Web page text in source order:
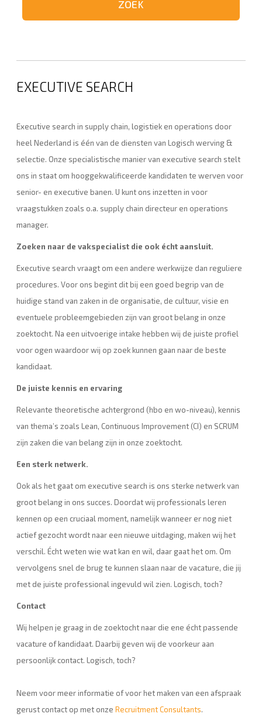
EXECUTIVE SEARCH
Executive search in supply chain, logistiek en operations door
heel Nederland is één van de diensten van Logisch werving &
selectie. Onze specialistische manier van executive search stelt
ons in staat om hooggekwalificeerde kandidaten te werven voor
senior- en executive banen. U kunt ons inzetten in voor
vraagstukken zoals o.a. supply chain directeur en operations
manager.
Zoeken naar de vakspecialist die ook écht aansluit.
Executive search vraagt om een andere werkwijze dan reguliere
procedures. Voor ons begint dit bij een goed begrip van de
huidige stand van zaken in de organisatie, de cultuur, visie en
eventuele probleemgebieden zijn van groot belang in onze
zoektocht. Na een uitvoerige intake hebben wij de juiste profiel
voor ogen waardoor wij op zoek kunnen gaan naar de beste
kandidaat.
De juiste kennis en ervaring
Relevante theoretische achtergrond (hbo en wo-niveau), kennis
van thema’s zoals Lean, Continuous Improvement (CI) en SCRUM
zijn zaken die van belang zijn in onze zoektocht.
Een sterk netwerk.
Ook als het gaat om executive search is ons sterke netwerk van
groot belang in ons succes. Doordat wij professionals leren
kennen op een cruciaal moment, namelijk wanneer er nog niet
actief gezocht wordt naar een nieuwe uitdaging, maken wij het
verschil. Écht weten wie wat kan en wil, daar gaat het om. Om
vervolgens snel de brug te kunnen slaan naar de vacature, die jij
met de juiste professional ingevuld wil zien. Logisch, toch?
Contact
Wij helpen je graag in de zoektocht naar die ene écht passende
vacature of kandidaat. Daarbij geven wij de voorkeur aan
persoonlijk contact. Logisch, toch?
Neem voor meer informatie of voor het maken van een afspraak
gerust contact op met onze Recruitment Consultants.